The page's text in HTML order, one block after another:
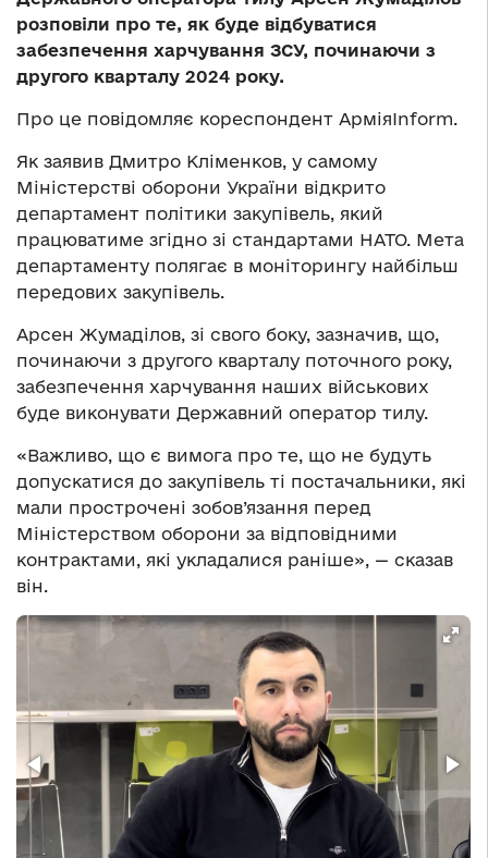
розповіли про те, як буде відбуватися
забезпечення харчування ЗСУ, починаючи з
другого кварталу 2024 року.
Про це повідомляє кореспондент АрміяInform.
Як заявив Дмитро Кліменков, у самому
Міністерстві оборони України відкрито
департамент політики закупівель, який
працюватиме згідно зі стандартами НАТО. Мета
департаменту полягає в моніторингу найбільш
передових закупівель.
Арсен Жумаділов, зі свого боку, зазначив, що,
починаючи з другого кварталу поточного року,
забезпечення харчування наших військових
буде виконувати Державний оператор тилу.
«Важливо, що є вимога про те, що не будуть
допускатися до закупівель ті постачальники, які
мали прострочені зобов’язання перед
Міністерством оборони за відповідними
контрактами, які укладалися раніше», — сказав
він.